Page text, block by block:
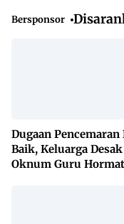
Bersponsor
Dugaan Pencemaran
Baik, Keluarga Desak
Oknum Guru